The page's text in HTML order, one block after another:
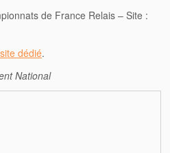
de France Relais – Site :
dédié.
National